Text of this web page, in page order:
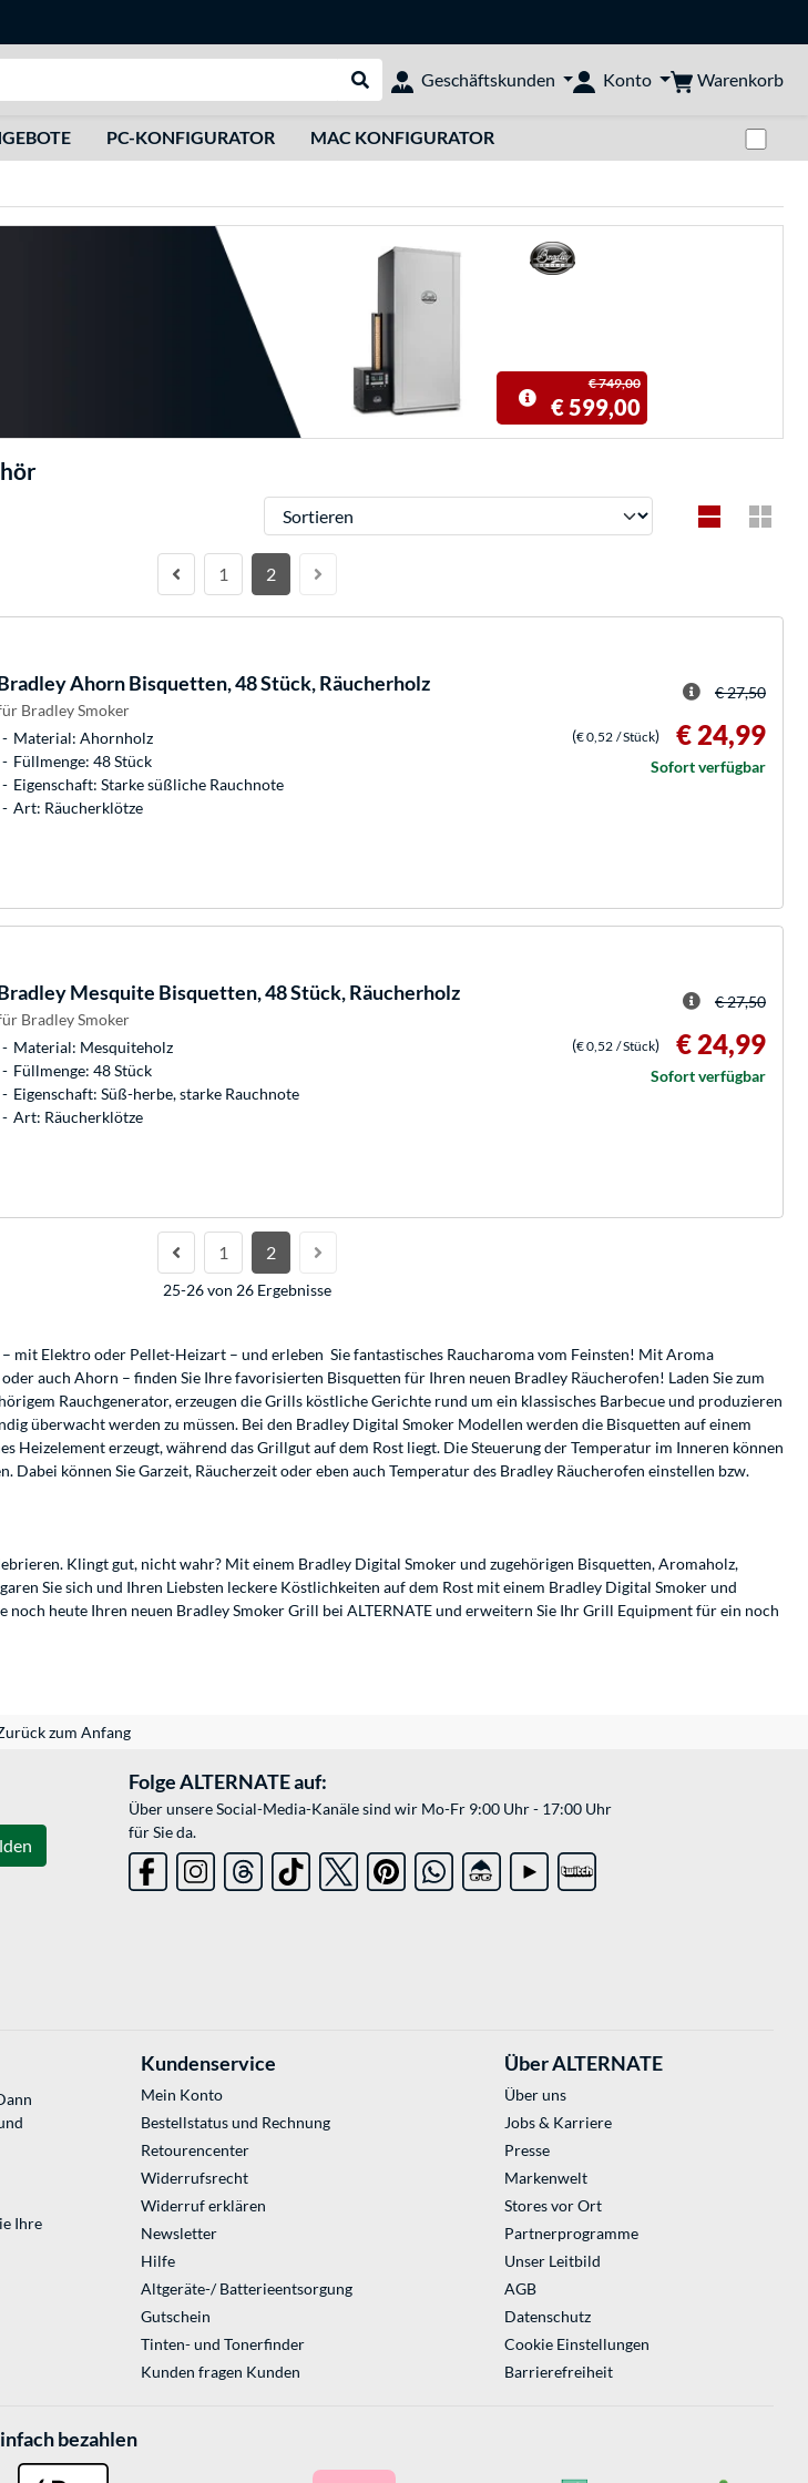
Suche durchführen
Geschäftskunden Konto Warenkorb
PC-KONFIGURATOR MAC KONFIGURATOR
€ 749,00
€ 599,00
Sortieren
1 2
Ahorn Bisquetten, 48 Stück, Räucherholz
Bradley Smoker
Material: Ahornholz
Füllmenge: 48 Stück
Eigenschaft: Starke süßliche Rauchnote
Art: Räucherklötze
€ 27,50
(€ 0,52 / Stück) € 24,99
Sofort verfügbar
Mesquite Bisquetten, 48 Stück, Räucherholz
Bradley Smoker
Material: Mesquiteholz
Füllmenge: 48 Stück
Eigenschaft: Süß-herbe, starke Rauchnote
Art: Räucherklötze
€ 27,50
(€ 0,52 / Stück) € 24,99
Sofort verfügbar
1 2
25-26 von 26 Ergebnisse
mit Elektro oder Pellet-Heizart – und erleben Sie fantastisches Raucharoma vom Feinsten! Mit Aroma
auch Ahorn – finden Sie Ihre favorisierten Bisquetten für Ihren neuen Bradley Räucherofen! Laden Sie zum
Rauchgenerator, erzeugen die Grills köstliche Gerichte rund um ein klassisches Barbecue und produzieren
überwacht werden zu müssen. Bei den Bradley Digital Smoker Modellen werden die Bisquetten auf einem
erzeugt, während das Grillgut auf dem Rost liegt. Die Steuerung der Temperatur im Inneren können
können Sie Garzeit, Räucherzeit oder eben auch Temperatur des Bradley Räucherofen einstellen bzw.
Klingt gut, nicht wahr? Mit einem Bradley Digital Smoker und zugehörigen Bisquetten, Aromaholz,
Sie sich und Ihren Liebsten leckere Köstlichkeiten auf dem Rost mit einem Bradley Digital Smoker und
heute Ihren neuen Bradley Smoker Grill bei ALTERNATE und erweitern Sie Ihr Grill Equipment für ein noch
zum Anfang
Folge ALTERNATE auf:
Über unsere Social-Media-Kanäle sind wir Mo-Fr 9:00 Uhr - 17:00 Uhr
für Sie da.
Ihre
Kundenservice
Mein Konto
Bestellstatus und Rechnung
Retourencenter
Widerrufsrecht
Widerruf erklären
Newsletter
Hilfe
Altgeräte-/ Batterieentsorgung
Gutschein
Tinten- und Tonerfinder
Kunden fragen Kunden
Über ALTERNATE
Über uns
Jobs & Karriere
Presse
Markenwelt
Stores vor Ort
Partnerprogramme
Unser Leitbild
AGB
Datenschutz
Cookie Einstellungen
Barrierefreiheit
bezahlen